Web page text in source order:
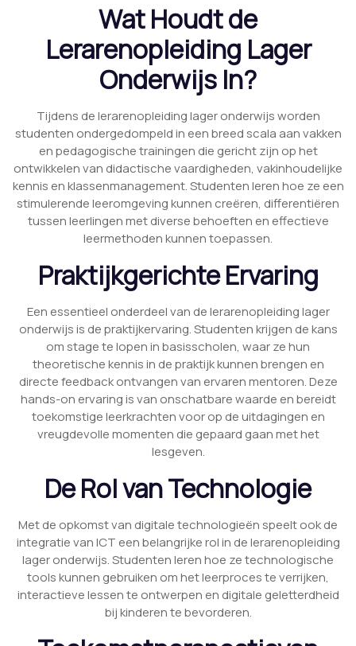
Wat Houdt de
Lerarenopleiding Lager
Onderwijs In?
Tijdens de lerarenopleiding lager onderwijs worden
studenten ondergedompeld in een breed scala aan vakken
en pedagogische trainingen die gericht zijn op het
ontwikkelen van didactische vaardigheden, vakinhoudelijke
kennis en klassenmanagement. Studenten leren hoe ze een
stimulerende leeromgeving kunnen creëren, differentiëren
tussen leerlingen met diverse behoeften en effectieve
leermethoden kunnen toepassen.
Praktijkgerichte Ervaring
Een essentieel onderdeel van de lerarenopleiding lager
onderwijs is de praktijkervaring. Studenten krijgen de kans
om stage te lopen in basisscholen, waar ze hun
theoretische kennis in de praktijk kunnen brengen en
directe feedback ontvangen van ervaren mentoren. Deze
hands-on ervaring is van onschatbare waarde en bereidt
toekomstige leerkrachten voor op de uitdagingen en
vreugdevolle momenten die gepaard gaan met het
lesgeven.
De Rol van Technologie
Met de opkomst van digitale technologieën speelt ook de
integratie van ICT een belangrijke rol in de lerarenopleiding
lager onderwijs. Studenten leren hoe ze technologische
tools kunnen gebruiken om het leerproces te verrijken,
interactieve lessen te ontwerpen en digitale geletterdheid
bij kinderen te bevorderen.